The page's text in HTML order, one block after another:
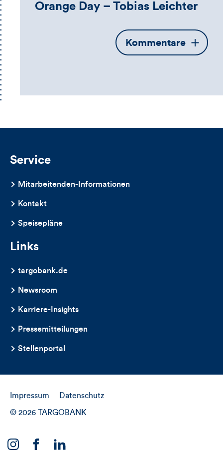
Orange Day – Tobias Leichter
Öffnet
die
Kommentare
Service
Mitarbeitenden-Informationen
Kontakt
Speisepläne
Links
targobank.de
Newsroom
Karriere-Insights
Pressemitteilungen
Stellenportal
Impressum Datenschutz
© 2026 TARGOBANK